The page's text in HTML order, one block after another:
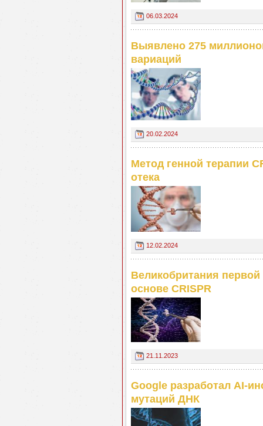
06.03.2024
Выявлено 275
вариаций
20.02.2024
Метод генной терапии
отека
12.02.2024
Великобритания
основе CRISPR
21.11.2023
Google разработал AI-
мутаций ДНК